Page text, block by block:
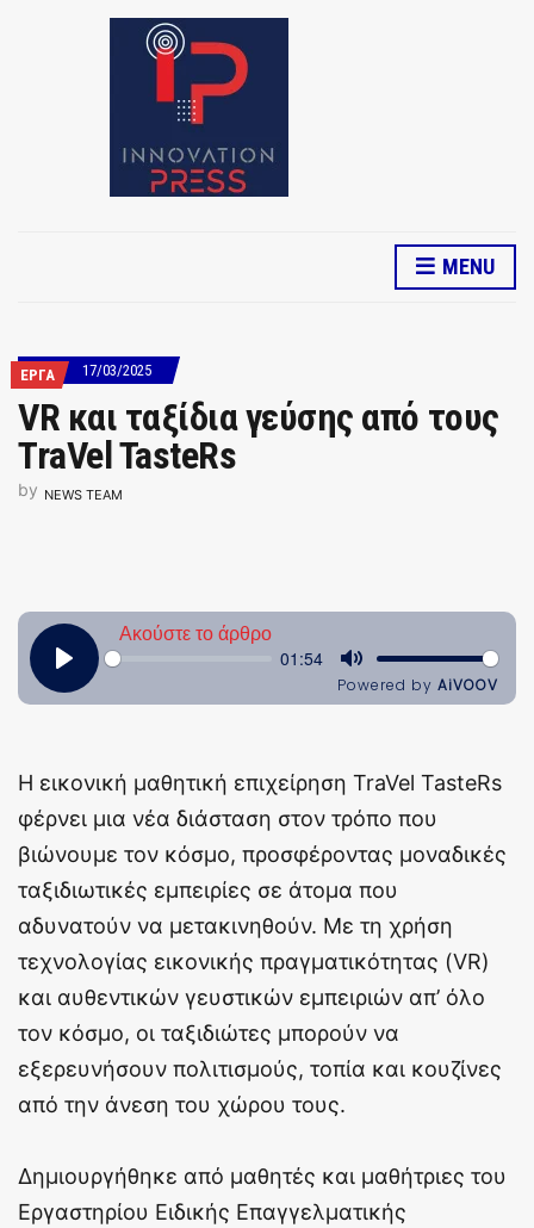
MENU
ΕΡΓΑ 17/03/2025
VR και ταξίδια γεύσης από τους
TraVel TasteRs
by NEWS TEAM
Η εικονική μαθητική επιχείρηση TraVel TasteRs
φέρνει μια νέα διάσταση στον τρόπο που
βιώνουμε τον κόσμο, προσφέροντας μοναδικές
ταξιδιωτικές εμπειρίες σε άτομα που
αδυνατούν να μετακινηθούν. Με τη χρήση
τεχνολογίας εικονικής πραγματικότητας (VR)
και αυθεντικών γευστικών εμπειριών απ’ όλο
τον κόσμο, οι ταξιδιώτες μπορούν να
εξερευνήσουν πολιτισμούς, τοπία και κουζίνες
από την άνεση του χώρου τους.
Δημιουργήθηκε από μαθητές και μαθήτριες του
Εργαστηρίου Ειδικής Επαγγελματικής